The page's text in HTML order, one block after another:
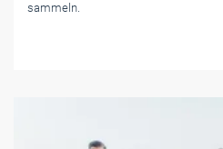
sammeln.